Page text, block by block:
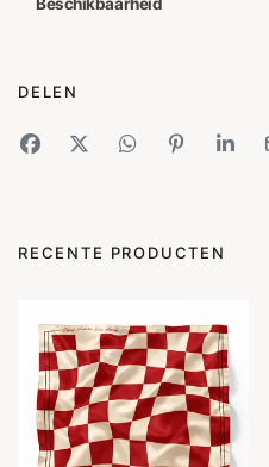
DELEN
RECENTE PRODUCTEN